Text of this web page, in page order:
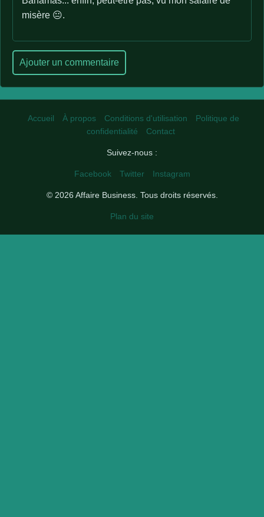
misère 😐.
Ajouter un commentaire
Accueil À propos Conditions d'utilisation
Politique de
confidentialité
Contact
Suivez-nous :
Facebook Twitter Instagram
© 2026 Affaire Business. Tous droits réservés.
Plan du site